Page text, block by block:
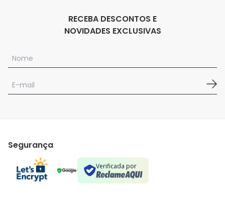
RECEBA DESCONTOS E
NOVIDADES EXCLUSIVAS
Segurança
Verificada por